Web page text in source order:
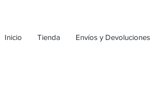
Inicio Tienda Envíos y Devoluciones